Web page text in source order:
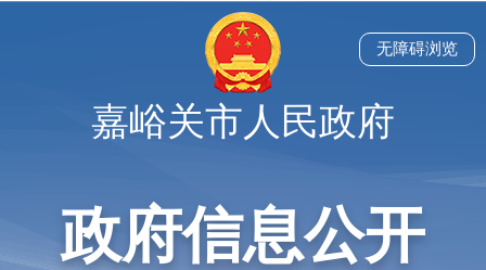
嘉峪关市人民政府
政府信息公开
无障碍浏览